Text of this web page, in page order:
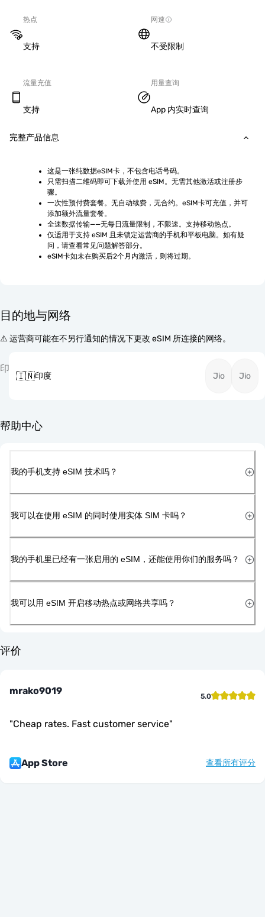
热点
支持
网速
不受限制
流量充值
支持
用量查询
App 内实时查询
完整产品信息
这是一张纯数据eSIM卡，不包含电话号码。
只需扫描二维码即可下载并使用 eSIM。无需其他激活或注册步
骤。
一次性预付费套餐。无自动续费，无合约。eSIM卡可充值，并可
添加额外流量套餐。
全速数据传输——无每日流量限制，不限速。支持移动热点。
仅适用于支持 eSIM 且未锁定运营商的手机和平板电脑。如有疑
问，请查看常见问题解答部分。
eSIM卡如未在购买后2个月内激活，则将过期。
目的地与网络
⚠️ 运营商可能在不另行通知的情况下更改 eSIM 所连接的网络。
印
🇮🇳印度 Jio Jio
帮助中心
我的手机支持 eSIM 技术吗？
我可以在使用 eSIM 的同时使用实体 SIM 卡吗？
我的手机里已经有一张启用的 eSIM，还能使用你们的服务吗？
我可以用 eSIM 开启移动热点或网络共享吗？
评价
mrako9019 5.0
"Cheap rates. Fast customer service"
App Store 查看所有评分